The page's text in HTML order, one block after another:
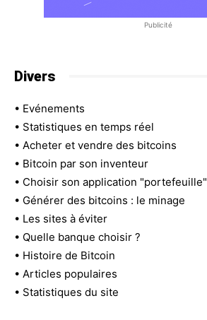
Publicité
Divers
• Evénements
• Statistiques en temps réel
• Acheter et vendre des bitcoins
• Bitcoin par son inventeur
• Choisir son application "portefeuille"
• Générer des bitcoins : le minage
• Les sites à éviter
• Quelle banque choisir ?
• Histoire de Bitcoin
• Articles populaires
• Statistiques du site